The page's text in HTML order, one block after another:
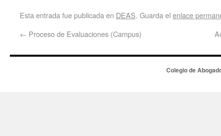
Esta entrada fue publicada en DEAS. Guarda el enlace
← Proceso de Evaluaciones (Campus)
Colegio de